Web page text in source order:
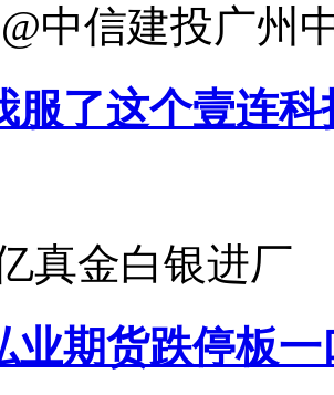
中信建投广州
服了这个壹连科
真金白银进厂
业期货跌停板一